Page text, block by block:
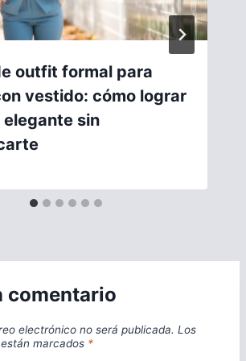
outfit formal para
vestido: cómo lograr
elegante sin
comentario
electrónico no será publicada. Los
marcados *